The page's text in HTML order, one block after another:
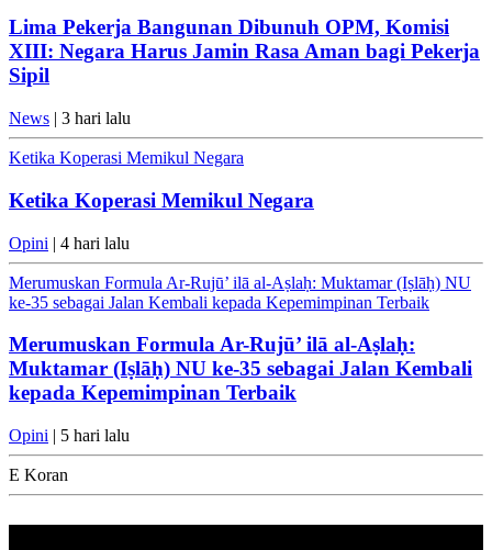
Lima Pekerja Bangunan Dibunuh OPM, Komisi
XIII: Negara Harus Jamin Rasa Aman bagi Pekerja
Sipil
News | 3 hari lalu
Ketika Koperasi Memikul Negara
Ketika Koperasi Memikul Negara
Opini | 4 hari lalu
Merumuskan Formula Ar-Rujū’ ilā al-Aṣlaḥ: Muktamar (Iṣlāḥ) NU
ke-35 sebagai Jalan Kembali kepada Kepemimpinan Terbaik
Merumuskan Formula Ar-Rujū’ ilā al-Aṣlaḥ:
Muktamar (Iṣlāḥ) NU ke-35 sebagai Jalan Kembali
kepada Kepemimpinan Terbaik
Opini | 5 hari lalu
E Koran